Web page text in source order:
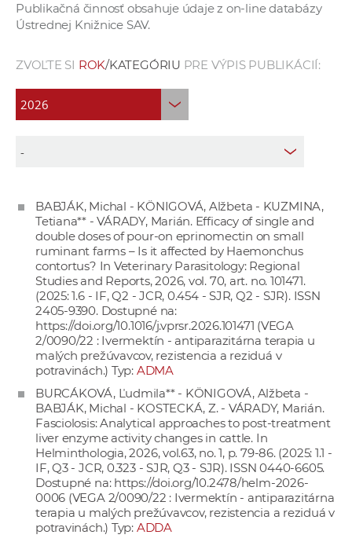
p
c
í
a
c
h
a
p
a
c
n
í
o
c
h
Publikačná činnosť obsahuje údaje z on-line databázy
Ústrednej Knižnice SAV.
ZVOĽTE SI ROK/KATEGÓRIU PRE VÝPIS PUBLIKÁCIÍ:
BABJÁK, Michal - KÖNIGOVÁ, Alžbeta - KUZMINA,
Tetiana** - VÁRADY, Marián. Efficacy of single and
double doses of pour-on eprinomectin on small
ruminant farms – Is it affected by Haemonchus
contortus? In Veterinary Parasitology: Regional
Studies and Reports, 2026, vol. 70, art. no. 101471.
(2025: 1.6 - IF, Q2 - JCR, 0.454 - SJR, Q2 - SJR). ISSN
2405-9390. Dostupné na:
https://doi.org/10.1016/j.vprsr.2026.101471 (VEGA
2/0090/22 : Ivermektín - antiparazitárna terapia u
malých prežúvavcov, rezistencia a reziduá v
potravinách.) Typ: ADMA
BURCÁKOVÁ, Ľudmila** - KÖNIGOVÁ, Alžbeta -
BABJÁK, Michal - KOSTECKÁ, Z. - VÁRADY, Marián.
Fasciolosis: Analytical approaches to post-treatment
liver enzyme activity changes in cattle. In
Helminthologia, 2026, vol.63, no. 1, p. 79-86. (2025: 1.1 -
IF, Q3 - JCR, 0.323 - SJR, Q3 - SJR). ISSN 0440-6605.
Dostupné na: https://doi.org/10.2478/helm-2026-
0006 (VEGA 2/0090/22 : Ivermektín - antiparazitárna
terapia u malých prežúvavcov, rezistencia a reziduá v
potravinách.) Typ: ADDA